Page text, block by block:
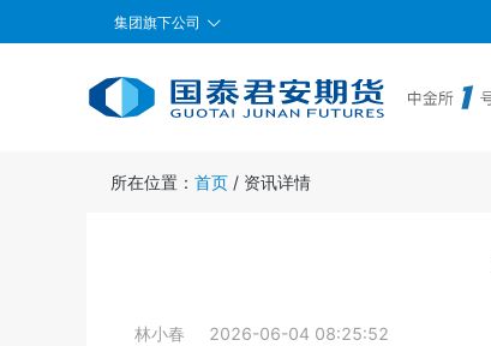
集团旗下公司
所在位置： 首页 / 资讯详情
林小春 2026-06-04 08:25:52